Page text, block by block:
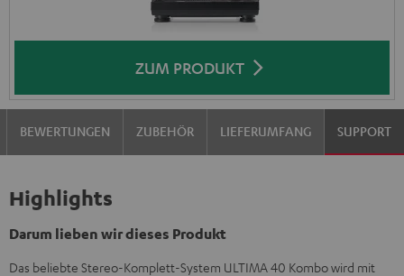
ZUM PRODUKT
BEWERTUNGEN ZUBEHÖR LIEFERUMFANG SUPPORT
Highlights
Darum lieben wir dieses Produkt
Das beliebte Stereo-Komplett-System ULTIMA 40 Kombo wird mit